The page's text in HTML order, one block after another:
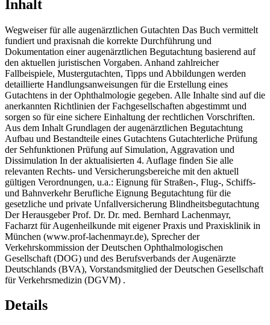
Inhalt
Wegweiser für alle augenärztlichen Gutachten Das Buch vermittelt
fundiert und praxisnah die korrekte Durchführung und
Dokumentation einer augenärztlichen Begutachtung basierend auf
den aktuellen juristischen Vorgaben. Anhand zahlreicher
Fallbeispiele, Mustergutachten, Tipps und Abbildungen werden
detaillierte Handlungsanweisungen für die Erstellung eines
Gutachtens in der Ophthalmologie gegeben. Alle Inhalte sind auf die
anerkannten Richtlinien der Fachgesellschaften abgestimmt und
sorgen so für eine sichere Einhaltung der rechtlichen Vorschriften.
Aus dem Inhalt Grundlagen der augenärztlichen Begutachtung
Aufbau und Bestandteile eines Gutachtens Gutachterliche Prüfung
der Sehfunktionen Prüfung auf Simulation, Aggravation und
Dissimulation In der aktualisierten 4. Auflage finden Sie alle
relevanten Rechts- und Versicherungsbereiche mit den aktuell
gültigen Verordnungen, u.a.: Eignung für Straßen-, Flug-, Schiffs-
und Bahnverkehr Berufliche Eignung Begutachtung für die
gesetzliche und private Unfallversicherung Blindheitsbegutachtung
Der Herausgeber Prof. Dr. Dr. med. Bernhard Lachenmayr,
Facharzt für Augenheilkunde mit eigener Praxis und Praxisklinik in
München (www.prof-lachenmayr.de), Sprecher der
Verkehrskommission der Deutschen Ophthalmologischen
Gesellschaft (DOG) und des Berufsverbands der Augenärzte
Deutschlands (BVA), Vorstandsmitglied der Deutschen Gesellschaft
für Verkehrsmedizin (DGVM) .
Details